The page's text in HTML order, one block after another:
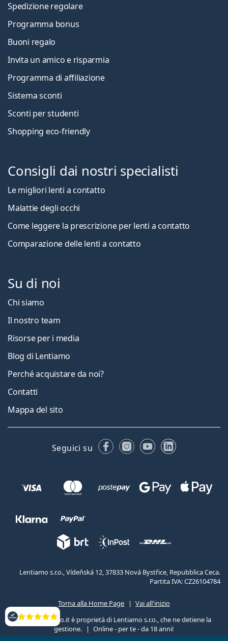
Valutazione
Spedizione regolare
Programma bonus
Buoni regalo
Invita un amico e risparmia
Programma di affiliazione
Sistema sconti
Sconti per studenti
Shopping eco-friendly
Consigli dai nostri specialisti
Le migliori lenti a contatto
Malattie degli occhi
Come leggere la prescrizione per lenti a contatto
Comparazione delle lenti a contatto
Su di noi
Chi siamo
Il nostro team
Risorse per i media
Blog di Lentiamo
Perché acquistare da noi?
Contatti
Mappa del sito
Seguici su FacebookInstagram
YouTubeLinkedIn
Lentiamo s.r.o., Vídeňská 12, 37833 Nová Bystřice, Repubblica Ceca.
Partita IVA: CZ26104784
Torna alla Home Page
Vai all'inizio
Il sito Lentiamo.it è proprietà di Lentiamo s.r.o., che ne detiene la
gestione.
Online - per te - da 18 anni!